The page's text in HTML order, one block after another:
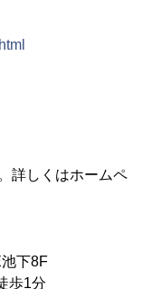
詳しくはホームペ
下8F
歩1分